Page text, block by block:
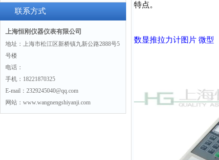
联系方式
上海恒刚仪器仪表有限公司
地址：上海市松江区新桥镇九新公路2888号5
号楼
电话：
手机：18221870325
E-mail：2329245040@qq.com
网站：www.wangnengshiyanji.com
特点。
数显推拉力计图片 微型